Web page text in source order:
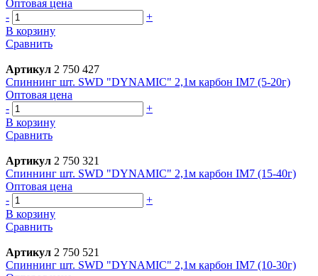
Оптовая цена
-
+
В корзину
Сравнить
Артикул 2 750 427
Спиннинг шт. SWD "DYNAMIC" 2,1м карбон IM7 (5-20г)
Оптовая цена
-
+
В корзину
Сравнить
Артикул 2 750 321
Спиннинг шт. SWD "DYNAMIC" 2,1м карбон IM7 (15-40г)
Оптовая цена
-
+
В корзину
Сравнить
Артикул 2 750 521
Спиннинг шт. SWD "DYNAMIC" 2,1м карбон IM7 (10-30г)